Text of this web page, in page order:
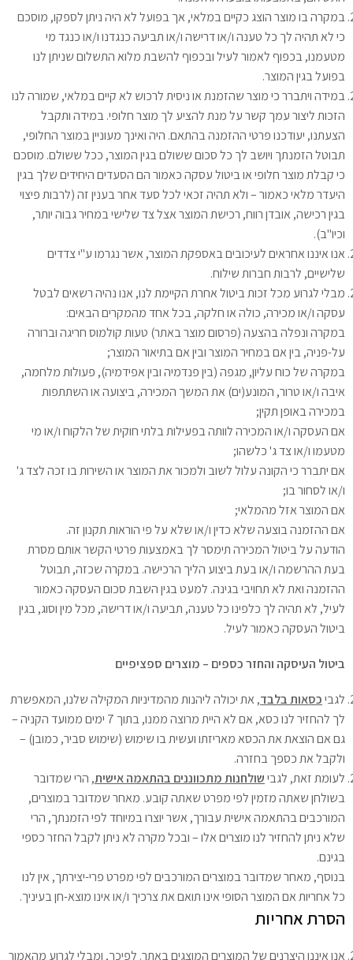
במקרה בו מוצר הוצג כקיים במלאי, אך בפועל לא היה ניתן לספקו, מוסכם
כי לא תהיה לך כל טענה ו/או דרישה ו/או תביעה כנגדנו ו/או כנגד מי
מטעמנו, בכפוף לאמור לעיל ובכפוף להשבת מלוא התשלום שניתן לנו
בפועל בגין המוצר.
במידה ויתברר כי מוצר שהזמנת או ניסית לרכוש לא קיים במלאי, שמורה לנו
הזכות ליצור עמך קשר על מנת להציע לך מוצר חלופי. במידה ותקבל
הצעתנו, יעודכנו פרטי ההזמנה בהתאם. היה ואינך מעוניין במוצר החלופי,
תבוטל הזמנתך ויושב לך כל סכום ששולם בגין המוצר, ככל ששולם. מוסכם
כי קבלת מוצר חלופי או ביטול עסקה כאמור הם הסעדים היחידים שלך בגין
היעדר מלאי כאמור – ולא תהיה זכאי לכל סעד אחר בענין זה (לרבות פיצוי
בגין רכישה, אובדן רווח, רכישת המוצר אצל צד שלישי במחיר גבוה יותר,
וכיו"ב).
אנו איננו אחראים לעיכובים באספקת המוצר, אשר נגרמו ע"י צדדים
שלישיים, לרבות חברות שילוח.
מבלי לגרוע מכל זכות ביטול אחרת הקיימת לנו, אנו נהיה רשאים לבטל
עסקה ו/או מכירה, כולה או חלקה, בכל אחד מהמקרים הבאים:
במקרה ונפלה בהצעה (פרסום מוצר באתר) טעות קולמוס חריגה וברורה
על-פניה, בין אם במחיר המוצר ובין אם בתיאור המוצר;
במקרה של כוח עליון, מגפה (בין פנדמיה ובין אפידמיה), פעולות מלחמה,
איבה ו/או טרור, המונע(ים) את המשך המכירה, ביצועה או השתתפות
במכירה באופן תקין;
אם העסקה ו/או המכירה לוותה בפעילות בלתי חוקית של הלקוח ו/או מי
מטעמו ו/או צד ג' כלשהו;
אם יתברר כי הקונה עלול לשוב ולמכור את המוצר או השירות בו זכה לצד ג'
ו/או לסחור בו;
אם המוצר אזל מהמלאי;
אם ההזמנה בוצעה שלא כדין ו/או שלא על פי הוראות תקנון זה.
הודעה על ביטול המכירה תימסר לך באמצעות פרטי הקשר אותם מסרת
בעת ההרשמה ו/או בעת ביצוע הליך הרכישה. במקרה שכזה, תבוטל
ההזמנה ואת לא תחויבי בגינה. למעט בגין השבת סכום העסקה כאמור
לעיל, לא תהיה לך כלפינו כל טענה, תביעה ו/או דרישה, מכל מין וסוג, בגין
ביטול העסקה כאמור לעיל.
ביטול העיסקה והחזר כספים – מוצרים ספציפיים
לגביכסאות בלבד, את יכולה ליהנות מהמדיניות המקילה שלנו, המאפשרת
לך להחזיר לנו כסא, אם לא היית מרוצה ממנו, בתוך 7 ימים ממועד הקניה –
גם אם הוצאת את הכסא מאריזתו ועשית בו שימוש (שימוש סביר, כמובן) –
ולקבל את כספך בחזרה.
לעומת זאת, לגבישולחנות מתכווננים בהתאמה אישית, הרי שמדובר
בשולחן שאתה מזמין לפי מפרט שאתה קובע. מאחר שמדובר במוצרים,
המורכבים בהתאמה אישית עבורך, אשר יוצרו במיוחד לפי הזמנתך, הרי
שלא ניתן להחזיר לנו מוצרים אלו – ובכל מקרה לא ניתן לקבל החזר כספי
בגינם.
בנוסף, מאחר שמדובר במוצרים המורכבים לפי מפרט פרי-יצירתך, אין לנו
כל אחריות אם המוצר הסופי אינו תואם את צרכיך ו/או אינו מוצא-חן בעיניך.
הסרת אחריות
אנו איננו היצרנים של המוצרים המוצגים באתר. לפיכך, ומבלי לגרוע מהאמור